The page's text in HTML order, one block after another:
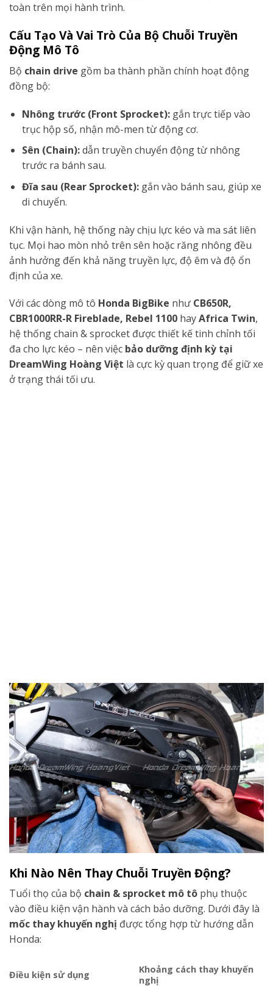
toàn trên mọi hành trình.
Cấu Tạo Và Vai Trò Của Bộ Chuỗi Truyền
Động Mô Tô
Bộ chain drive gồm ba thành phần chính hoạt động
đồng bộ:
Nhông trước (Front Sprocket):gắn trực tiếp vào
trục hộp số, nhận mô-men từ động cơ.
Sên (Chain):dẫn truyền chuyển động từ nhông
trước ra bánh sau.
Đĩa sau (Rear Sprocket):gắn vào bánh sau, giúp xe
di chuyển.
Khi vận hành, hệ thống này chịu lực kéo và ma sát liên
tục. Mọi hao mòn nhỏ trên sên hoặc răng nhông đều
ảnh hưởng đến khả năng truyền lực, độ êm và độ ổn
định của xe.
Với các dòng mô tô Honda BigBike như CB650R,
CBR1000RR-R Fireblade, Rebel 1100 hayAfrica Twin,
hệ thống chain & sprocket được thiết kế tinh chỉnh tối
đa cho lực kéo – nên việc bảo dưỡng định kỳ tại
DreamWing Hoàng Việt là cực kỳ quan trọng để giữ xe
ở trạng thái tối ưu.
Khi Nào Nên Thay Chuỗi Truyền Động?
Tuổi thọ của bộ chain & sprocket mô tô phụ thuộc
vào điều kiện vận hành và cách bảo dưỡng. Dưới đây là
mốc thay khuyến nghị được tổng hợp từ hướng dẫn
Honda:
Điều kiện sử dụng
Khoảng cách thay khuyến
nghị